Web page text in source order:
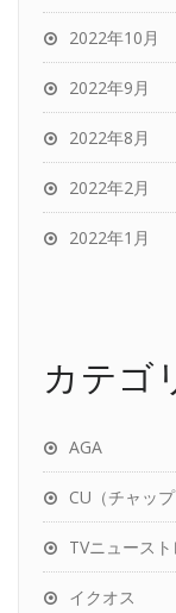
2022年10月
2022年9月
2022年8月
2022年2月
2022年1月
カテゴ
AGA
CU（チャッ
TVニュース
イクオス